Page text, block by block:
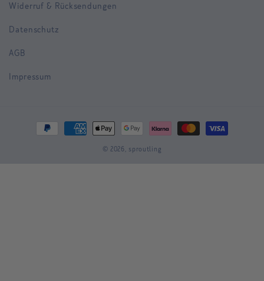
Widerruf & Rücksendungen
Datenschutz
AGB
Impressum
Zahlungsmethoden
© 2026, sproutling